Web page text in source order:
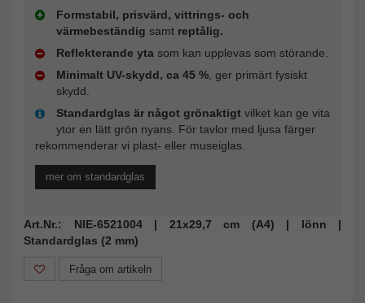
Formstabil, prisvärd, vittrings- och
värmebeständig samt reptålig.
Reflekterande yta som kan upplevas som störande.
Minimalt UV-skydd, ca 45 % , ger primärt fysiskt
skydd.
Standardglas är något grönaktigt vilket kan ge vita
ytor en lätt grön nyans. För tavlor med ljusa färger
rekommenderar vi plast- eller museiglas.
mer om standardglas
Art.Nr.: NIE-6521004 | 21x29,7 cm (A4) | lönn |
Standardglas (2 mm)
Fråga om artikeln